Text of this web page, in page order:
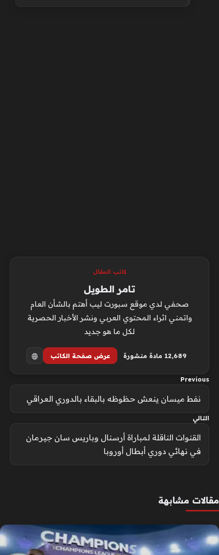
كاتب المقال
تامر الطويل
صحفي لدي موقع سبورت ليب أهتم بالشأن العام
واتمني اثراء المحتوي العربي ونشر الأخبار الحصرية
لكل ما هو جديد
12٬689 مادة منشورة عرض صفحة الكاتب
Previous
نفط ميسان ينعش حظوظه بالبقاء بالدوري العراقي
التالي
القنوات الناقلة لمباراة أرسنال وباريس سان جيرمان
في نهائي دوري أبطال أوروبا
مقالات مشابهة